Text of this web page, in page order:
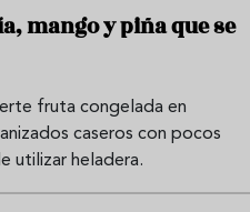
mango y piña que se
fruta congelada en
caseros con pocos
utilizar heladera.